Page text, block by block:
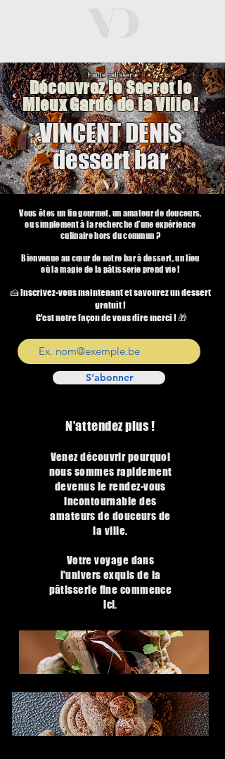
Haute patisserie
Découvrez le Secret le
Mieux Gardé de la Ville !
VINCENT DENIS
dessert bar
Vous êtes un fin gourmet, un amateur de douceurs,
ou simplement à la recherche d'une expérience
culinaire hors du commun ?
Bienvenue au cœur de notre bar à dessert, un lieu
où la magie de la pâtisserie prend vie !
🍰 Inscrivez-vous maintenant et savourez un dessert
gratuit !
C'est notre façon de vous dire merci ! 🎁
S'abonner
N'attendez plus !
Venez découvrir pourquoi
nous sommes rapidement
devenus le rendez-vous
incontournable des
amateurs de douceurs de
la ville.
Votre voyage dans
l'univers exquis de la
pâtisserie fine commence
ici.